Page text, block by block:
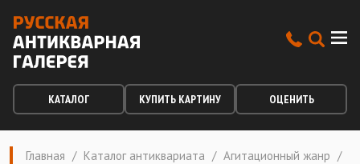
КАТАЛОГ КУПИТЬ КАРТИНУ ОЦЕНИТЬ
Главная / Каталог антиквариата / Агитационный жанр /